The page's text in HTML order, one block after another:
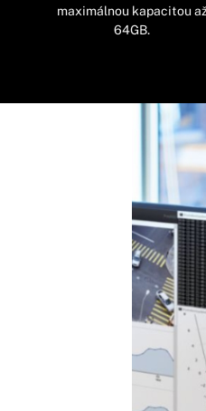
maximálnou kapacitou
64GB.